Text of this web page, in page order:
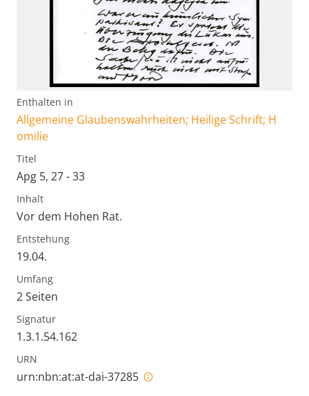
Enthalten in
Allgemeine Glaubenswahrheiten; Heilige Schrift; H
omilie
Titel
Apg 5, 27 - 33
Inhalt
Vor dem Hohen Rat.
Entstehung
19.04.
Umfang
2 Seiten
Signatur
1.3.1.54.162
URN
urn:nbn:at:at-dai-37285